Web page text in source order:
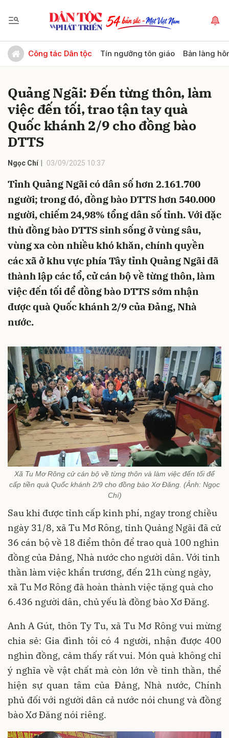
Công tác Dân tộc Tín ngưỡng tôn giáo Bản làng
Quảng Ngãi: Đến từng thôn, làm
việc đến tối, trao tận tay quà
Quốc khánh 2/9 cho đồng bào
DTTS
Ngọc Chí 03/09/2025 10:37
Tỉnh Quảng Ngãi có dân số hơn 2.161.700
người; trong đó, đồng bào DTTS hơn 540.000
người, chiếm 24,98% tổng dân số tỉnh. Với đặc
thù đồng bào DTTS sinh sống ở vùng sâu,
vùng xa còn nhiều khó khăn, chính quyền
các xã ở khu vực phía Tây tỉnh Quảng Ngãi đã
thành lập các tổ, cử cán bộ về từng thôn, làm
việc đến tối để đồng bào DTTS sớm nhận
được quà Quốc khánh 2/9 của Đảng, Nhà
nước.
Xã Tu Mơ Rông cử cán bộ về từng thôn và làm việc đến tối để
cấp tiền quà Quốc khánh 2/9 cho đồng bào Xơ Đăng. (Ảnh: Ngọc
Chí)
Sau khi được tỉnh cấp kinh phí, ngay trong chiều
ngày 31/8, xã Tu Mơ Rông, tỉnh Quảng Ngãi đã cử
36 cán bộ về 18 điểm thôn để trao quà 100 nghìn
đồng của Đảng, Nhà nước cho người dân. Với tinh
thần làm việc khẩn trương, đến 21h cùng ngày,
xã Tu Mơ Rông đã hoàn thành việc tặng quà cho
6.436 người dân, chủ yếu là đồng bào Xơ Đăng.
Anh A Gút, thôn Ty Tu, xã Tu Mơ Rông vui mừng
chia sẻ: Gia đình tôi có 4 người, nhận được 400
nghìn đồng, cảm thấy rất vui. Món quà không chỉ
ý nghĩa về vật chất mà còn lớn về tinh thần, thể
hiện sự quan tâm của Đảng, Nhà nước, Chính
phủ đối với người dân cả nước nói chung và đồng
bào Xơ Đăng nói riêng.
Gửi bình luận